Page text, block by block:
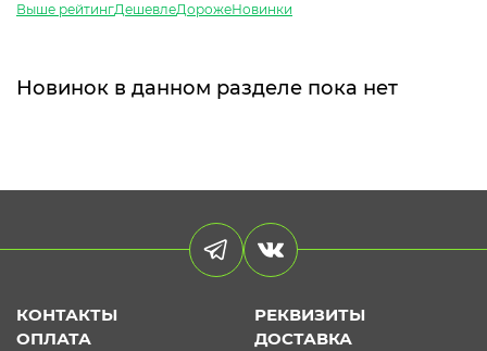
Выше рейтингДешевлеДорожеНовинки
Новинок в данном разделе пока нет
КОНТАКТЫ
РЕКВИЗИТЫ
ОПЛАТА
ДОСТАВКА